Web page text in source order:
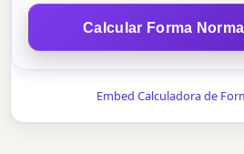
Calcular Forma
Embed Calculadora de